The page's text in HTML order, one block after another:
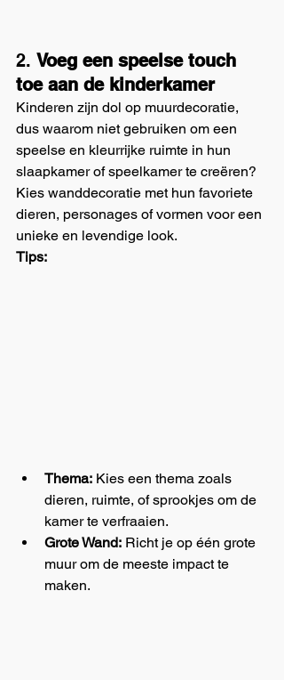
2. Voeg een speelse touch
toe aan de kinderkamer
Kinderen zijn dol op muurdecoratie,
dus waarom niet gebruiken om een
speelse en kleurrijke ruimte in hun
slaapkamer of speelkamer te creëren?
Kies wanddecoratie met hun favoriete
dieren, personages of vormen voor een
unieke en levendige look.
Tips:
Thema: Kies een thema zoals
dieren, ruimte, of sprookjes om de
kamer te verfraaien.
Grote Wand: Richt je op één grote
muur om de meeste impact te
maken.